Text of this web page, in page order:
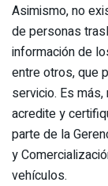
Asimismo, no
de personas
información de
entre otros, que
servicio. Es
acredite y
parte de la
y
vehículos.